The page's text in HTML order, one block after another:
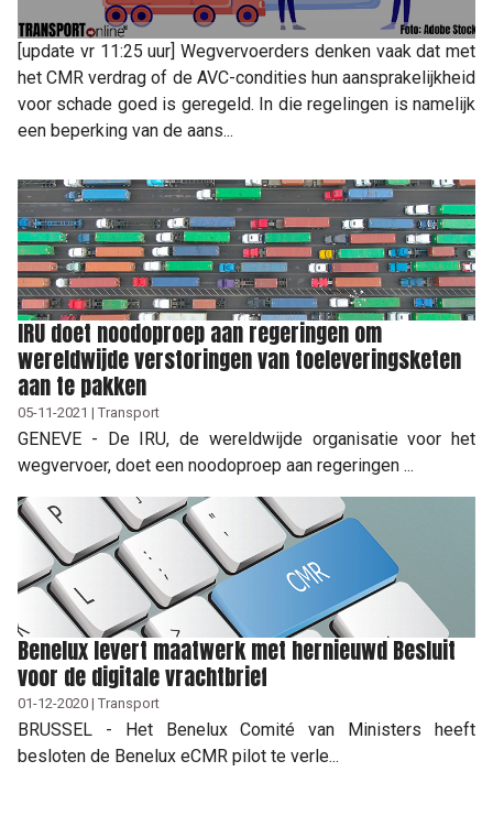
[update vr 11:25 uur] Wegvervoerders denken vaak dat met
het CMR verdrag of de AVC-condities hun aansprakelijkheid
voor schade goed is geregeld. In die regelingen is namelijk
een beperking van de aans...
IRU doet noodoproep aan regeringen om
wereldwijde verstoringen van toeleveringsketen
aan te pakken
05-11-2021 | Transport
GENEVE - De IRU, de wereldwijde organisatie voor het
wegvervoer, doet een noodoproep aan regeringen ...
Benelux levert maatwerk met hernieuwd Besluit
voor de digitale vrachtbrief
01-12-2020 | Transport
BRUSSEL - Het Benelux Comité van Ministers heeft
besloten de Benelux eCMR pilot te verle...